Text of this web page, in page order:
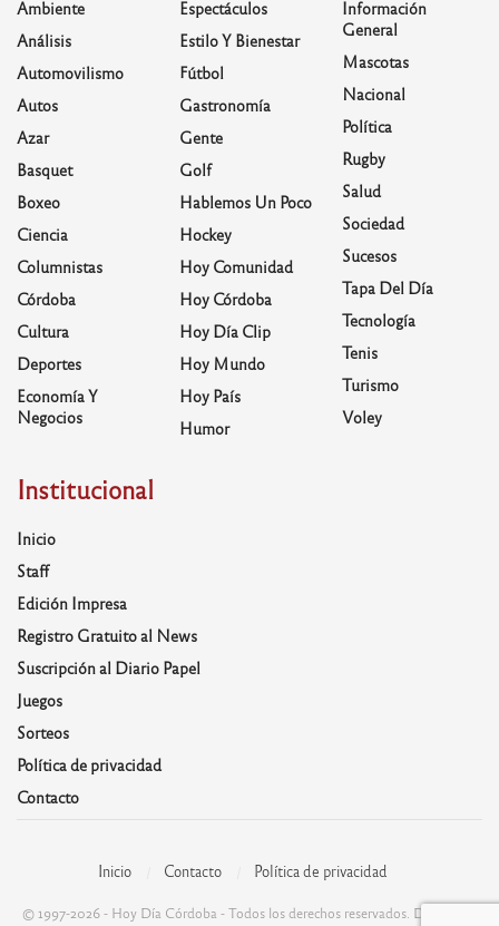
Ambiente
Análisis
Automovilismo
Autos
Azar
Basquet
Boxeo
Ciencia
Columnistas
Córdoba
Cultura
Deportes
Economía Y
Negocios
Espectáculos
Estilo Y Bienestar
Fútbol
Gastronomía
Gente
Golf
Hablemos Un Poco
Hockey
Hoy Comunidad
Hoy Córdoba
Hoy Día Clip
Hoy Mundo
Hoy País
Humor
Información
General
Mascotas
Nacional
Política
Rugby
Salud
Sociedad
Sucesos
Tapa Del Día
Tecnología
Tenis
Turismo
Voley
Institucional
Inicio
Staff
Edición Impresa
Registro Gratuito al News
Suscripción al Diario Papel
Juegos
Sorteos
Política de privacidad
Contacto
Inicio Contacto Política de privacidad
© 1997-2026 - Hoy Día Córdoba - Todos los derechos reservados. Desarrolla: